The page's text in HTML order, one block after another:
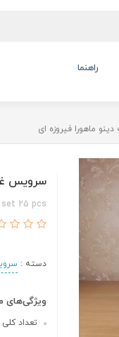
راهنما
سرویس غذاخوری 25 پارچه
set 25 pcs
دسته :
ویژگی‌های
تعداد کلی